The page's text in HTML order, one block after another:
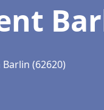
(62620)